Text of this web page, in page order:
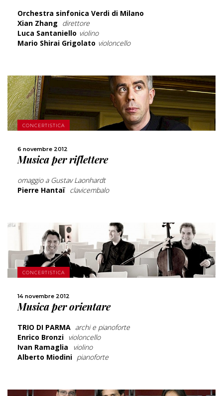
Orchestra sinfonica Verdi di Milano
Xian Zhang direttore
Luca Santaniello violino
Mario Shirai Grigolato violoncello
CONCERTISTICA
6 novembre 2012
Musica per riflettere
omaggio a Gustav Laonhardt
Pierre Hantaï clavicembalo
SCOPRI DI PIÙ
CONCERTISTICA
14 novembre 2012
Musica per orientare
TRIO DI PARMA archi e pianoforte
Enrico Bronzi violoncello
Ivan Ramaglia
violino
Alberto Miodini pianoforte
SCOPRI DI PIÙ
CONDIVIDI